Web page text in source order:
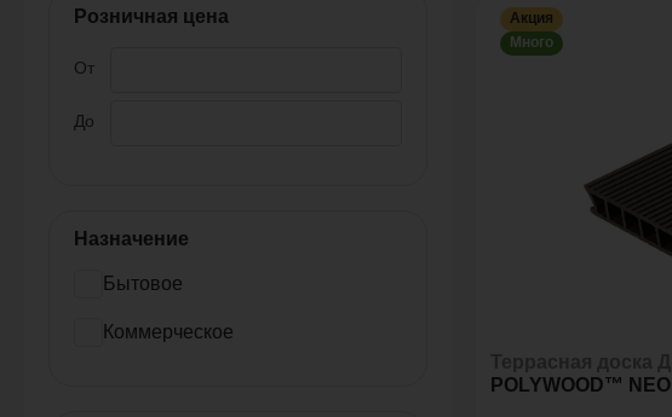
Розничная цена
От
До
Назначение
Бытовое
Коммерческое
Акция
Много
POLYWOOD™ NEO